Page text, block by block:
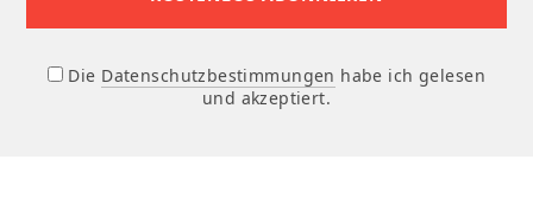
Die Datenschutzbestimmungen habe ich gelesen
und akzeptiert.